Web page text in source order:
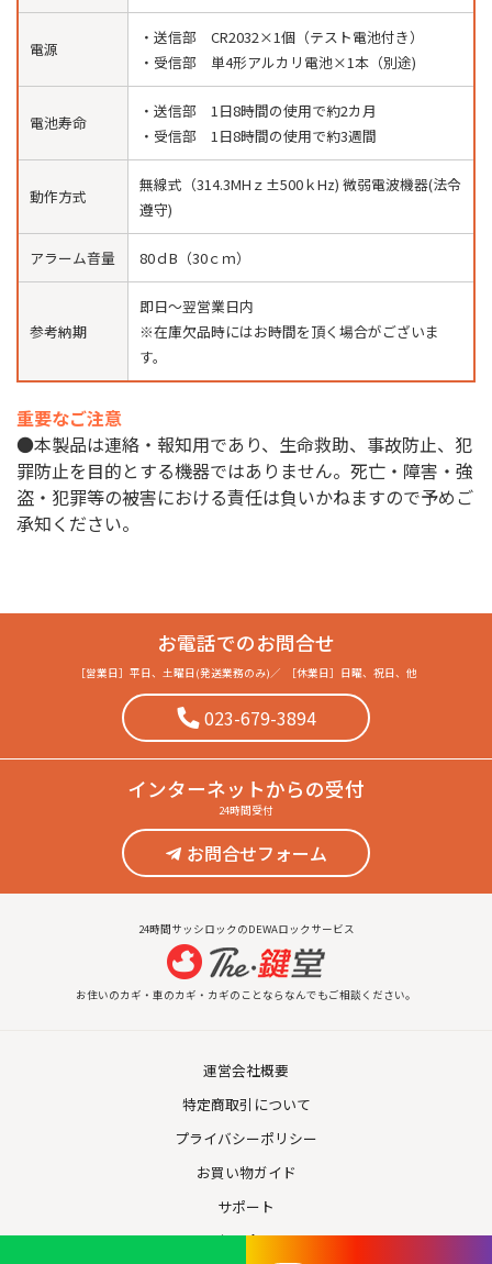
電源
・送信部 CR2032×1個（テスト電池付き）
・受信部 単4形アルカリ電池×1本（別途)
電池寿命
・送信部 1日8時間の使用で約2カ月
・受信部 1日8時間の使用で約3週間
動作方式
無線式（314.3MHｚ±500ｋHz) 微弱電波機器(法令
遵守)
アラーム音量 80ｄB（30ｃｍ）
参考納期
即日〜翌営業日内
※在庫欠品時にはお時間を頂く場合がございま
す。
重要なご注意
●本製品は連絡・報知用であり、生命救助、事故防止、犯
罪防止を目的とする機器ではありません。死亡・障害・強
盗・犯罪等の被害における責任は負いかねますので予めご
承知ください。
お電話でのお問合せ
［営業日］ 平日、土曜日(発送業務のみ) ／ ［休業日］ 日曜、祝日、他
023-679-3894
インターネットからの受付
24時間受付
お問合せフォーム
24時間サッシロックのDEWAロックサービス
お住いのカギ・車のカギ・カギのことならなんでもご相談ください。
運営会社概要
特定商取引について
プライバシーポリシー
お買い物ガイド
サポート
お問合せ